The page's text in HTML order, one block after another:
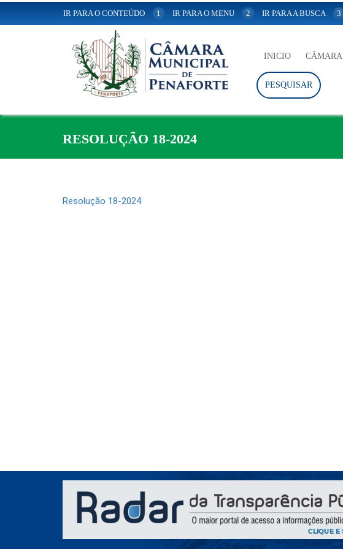
IR PARA O CONTEÚDO 1 IR PARA O MENU 2 IR PARA A BUSCA 3
INICIO CÂMARA
PESQUISAR
RESOLUÇÃO 18-2024
Resolução 18-2024